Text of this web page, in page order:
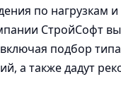
по нагрузкам
СтройСофт
подбор типа
а также дадут